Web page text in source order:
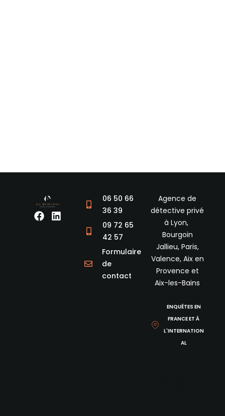
06 50 66
36 39
09 72 65
42 57
Formulaire
de
contact
F
L
Agence de
détective privé
à Lyon,
Bourgoin
Jallieu, Paris,
Valence, Aix en
Provence et
Aix-les-Bains
ENQUÊTES EN
FRANCE ET À
L'INTERNATION
AL